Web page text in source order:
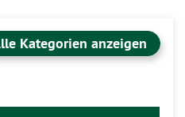
Kategorien anzeigen